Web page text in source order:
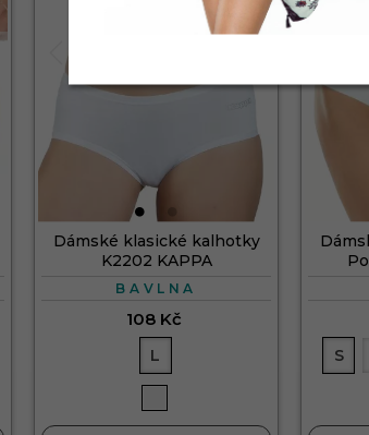
Dámské klasické kalhotky
K2202 KAPPA
BAVLNA
108 Kč
L S